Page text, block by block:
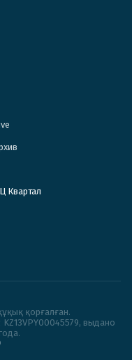
Квартал
қорғалған.
выдано